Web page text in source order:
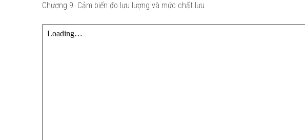
Chương 9. Cảm biến đo lưu lượng và mức chất lưu